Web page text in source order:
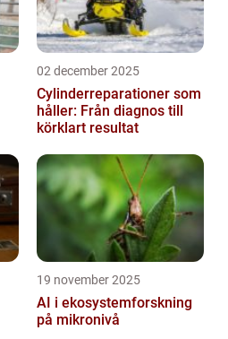
02 december 2025
Cylinderreparationer som
håller: Från diagnos till
körklart resultat
19 november 2025
AI i ekosystemforskning
på mikronivå